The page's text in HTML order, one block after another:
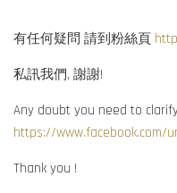
有任何疑問 請到粉絲頁
私訊我們, 謝謝!
Any doubt you need to
https://www.facebook.com/
Thank you !